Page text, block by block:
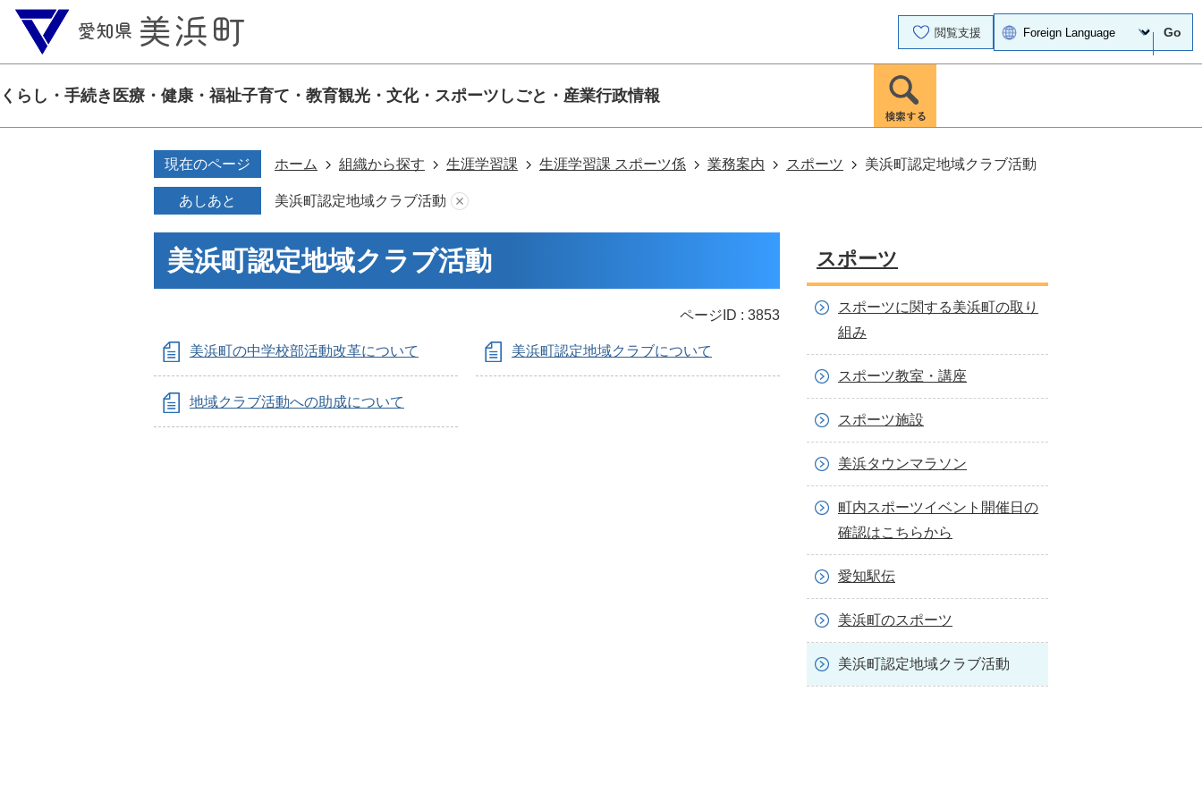
閲覧支援 Go
くらし・手続き 医療・健康・福祉子育て・教育観光・文化・スポーツ しごと・産業行政情報
現在のページ ホーム 組織から探す 生涯学習課 生涯学習課 スポーツ係 業務案内 スポーツ 美浜町認定地域クラブ活動
あしあと 美浜町認定地域クラブ活動
美浜町認定地域クラブ活動
ページID : 3853
美浜町の中学校部活動改革について 美浜町認定地域クラブについて
地域クラブ活動への助成について
スポーツ
スポーツに関する美浜町の取り
組み
スポーツ教室・講座
スポーツ施設
美浜タウンマラソン
町内スポーツイベント開催日の
確認はこちらから
愛知駅伝
美浜町のスポーツ
美浜町認定地域クラブ活動